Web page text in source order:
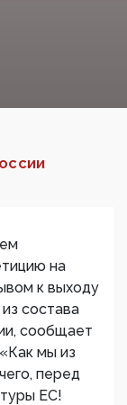
на
к выходу
состава
сообщает
мы из
перед
ЕС!